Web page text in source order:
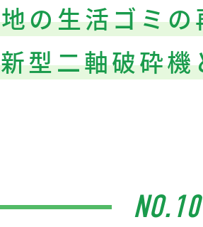
の生活ゴミ
型二軸破砕
NO.10